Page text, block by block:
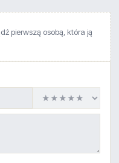
pierwszą osobą, która ją